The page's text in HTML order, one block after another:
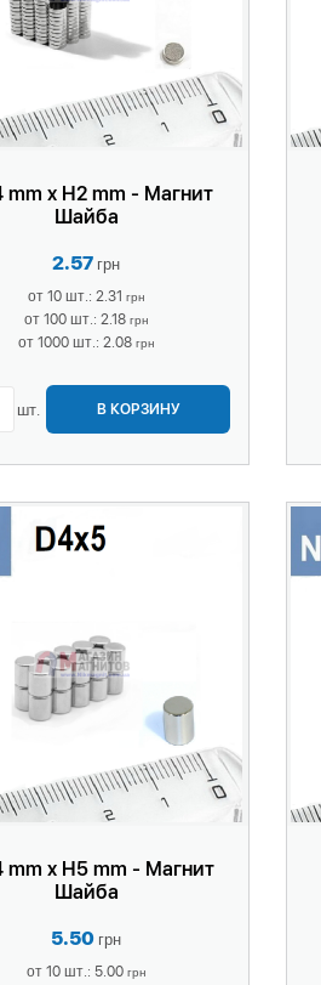
mm x H2 mm - Магнит
Шайба
2.57 грн
от 10 шт.: 2.31 грн
от 100 шт.: 2.18 грн
от 1000 шт.: 2.08 грн
шт. В КОРЗИНУ
mm x H5 mm - Магнит
Шайба
5.50 грн
от 10 шт.: 5.00 грн